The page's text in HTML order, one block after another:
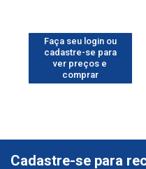
Faça seu login ou
cadastre-se para
ver preços e
comprar
Cadastre-se para